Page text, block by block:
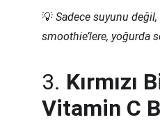
💡 Sadece suyunu
smoothie’lere, yoğurda
3. Kırmızı
Vitamin C